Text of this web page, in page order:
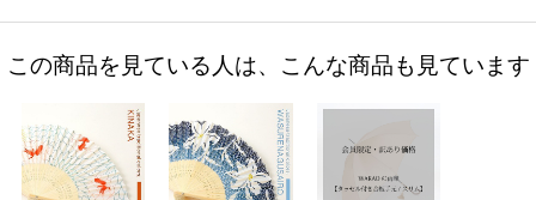
この商品を見ている人は、こんな商品も見ています